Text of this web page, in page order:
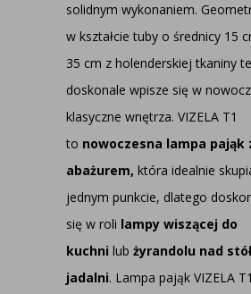
solidnym wykonaniem.
w kształcie tuby o średnicy 15
35 cm z holenderskiej tkaniny
doskonale wpisze się w
klasyczne wnętrza. VIZELA T1
to nowoczesna lampa pająk
abażurem, która idealnie
jednym punkcie, dlatego
się w roli lampy wiszącej do
kuchni lub żyrandolu nad
jadalni. Lampa pająk VIZELA T1